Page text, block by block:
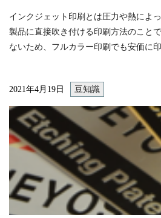
インクジェット印刷とは圧力や熱によ
製品に直接吹き付ける印刷方法のこと
ないため、フルカラー印刷でも安価
2021年4月19日 豆知識
itemprop="image"